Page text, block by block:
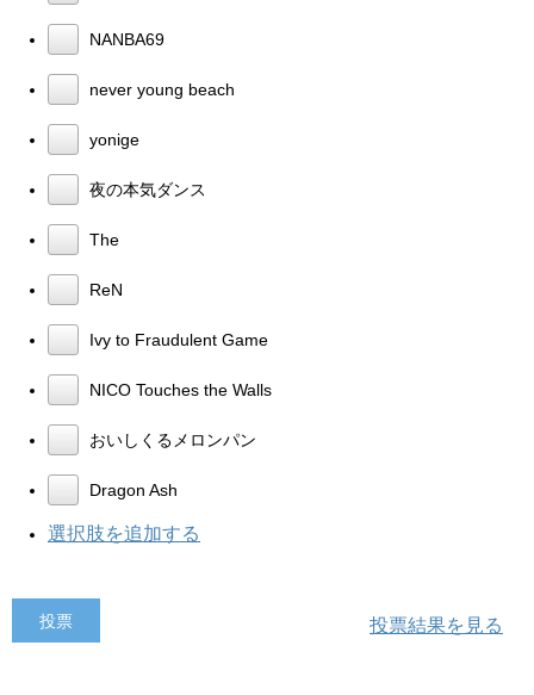
NANBA69
never young beach
yonige
夜の本気ダンス
The
ReN
Ivy to Fraudulent Game
NICO Touches the Walls
おいしくるメロンパン
Dragon Ash
選択肢を追加する
投票結果を見る